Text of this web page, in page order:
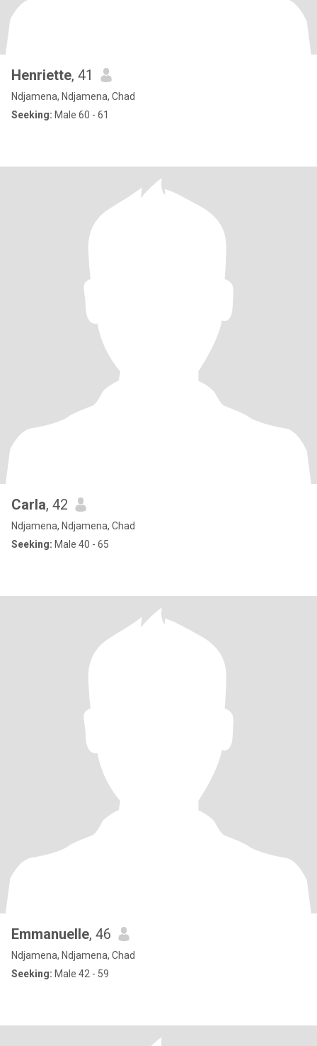
Henriette, 41
Ndjamena, Ndjamena, Chad
Seeking: Male 60 - 61
Carla, 42
Ndjamena, Ndjamena, Chad
Seeking: Male 40 - 65
Emmanuelle, 46
Ndjamena, Ndjamena, Chad
Seeking: Male 42 - 59